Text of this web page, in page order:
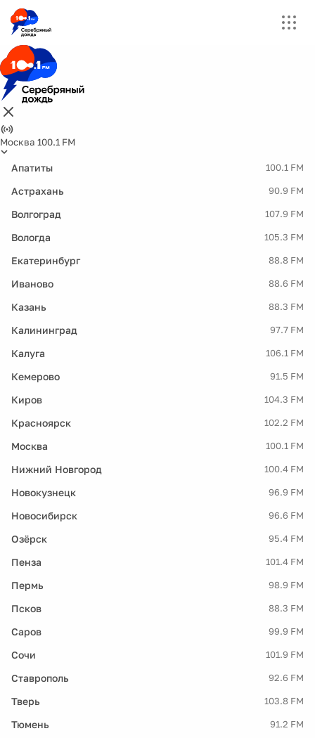
Москва 100.1 FM
Апатиты 100.1 FM
Астрахань 90.9 FM
Волгоград 107.9 FM
Вологда 105.3 FM
Екатеринбург 88.8 FM
Иваново 88.6 FM
Казань 88.3 FM
Калининград 97.7 FM
Калуга 106.1 FM
Кемерово 91.5 FM
Киров 104.3 FM
Красноярск 102.2 FM
Москва 100.1 FM
Нижний Новгород 100.4 FM
Новокузнецк 96.9 FM
Новосибирск 96.6 FM
Озёрск 95.4 FM
Пенза 101.4 FM
Пермь 98.9 FM
Псков 88.3 FM
Саров 99.9 FM
Сочи 101.9 FM
Ставрополь 92.6 FM
Тверь 103.8 FM
Тюмень 91.2 FM